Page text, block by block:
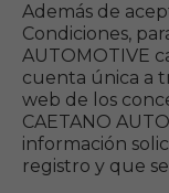
Además de
Condiciones,
AUTOMOTIVE
cuenta única a
web de los
CAETANO
información
registro y que